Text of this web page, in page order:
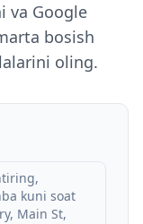
va Google
bosish
oling.